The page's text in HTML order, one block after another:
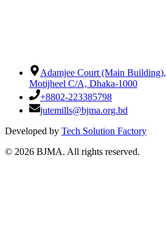
Adamjee Court (Main Building),
Motijheel C/A, Dhaka-1000
+8802-223385798
jutemills@bjma.org.bd
Developed by Tech Solution Factory
© 2026 BJMA. All rights reserved.